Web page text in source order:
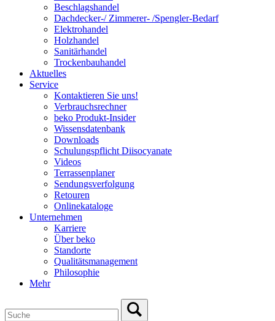
Beschlagshandel
Dachdecker-/ Zimmerer- /Spengler-Bedarf
Elektrohandel
Holzhandel
Sanitärhandel
Trockenbauhandel
Aktuelles
Service
Kontaktieren Sie uns!
Verbrauchsrechner
beko Produkt-Insider
Wissensdatenbank
Downloads
Schulungspflicht Diisocyanate
Videos
Terrassenplaner
Sendungsverfolgung
Retouren
Onlinekataloge
Unternehmen
Karriere
Über beko
Standorte
Qualitätsmanagement
Philosophie
Mehr